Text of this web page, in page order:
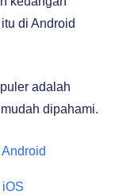
di Android
adalah
dipahami.